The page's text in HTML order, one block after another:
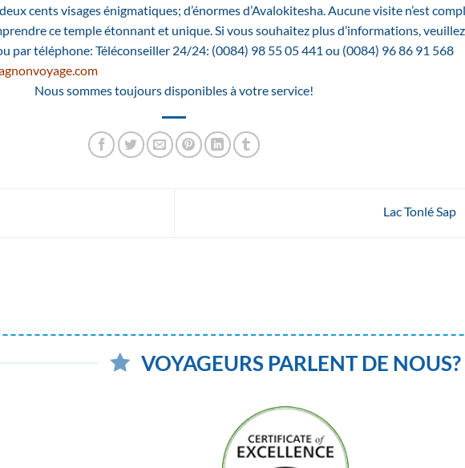
cents visages énigmatiques; d’énormes d’Avalokitesha. Aucune visite n’est
ce temple étonnant et unique. Si vous souhaitez plus d’informations, veuillez
par téléphone: Téléconseiller 24/24: (0084) 98 55 05 441 ou (0084) 96 86 91 568
Nous sommes toujours disponibles à votre service!
Lac Tonlé Sap
VOYAGEURS PARLENT DE NOUS?